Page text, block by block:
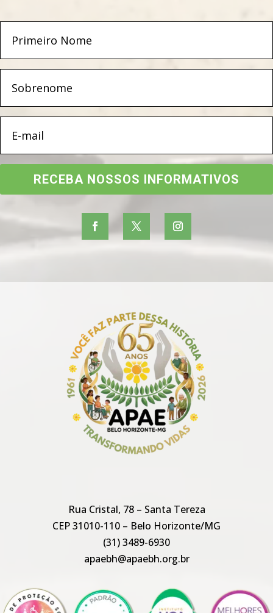
RECEBA NOSSOS INFORMATIVOS
Rua Cristal, 78 – Santa Tereza
CEP 31010-110 – Belo Horizonte/MG
(31) 3489-6930
apaebh@apaebh.org.br